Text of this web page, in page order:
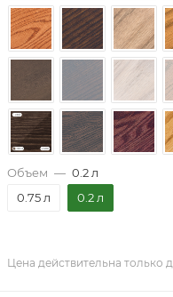
Объем — 0.2 л
0.75 л
0.2 л
Цена действительна только